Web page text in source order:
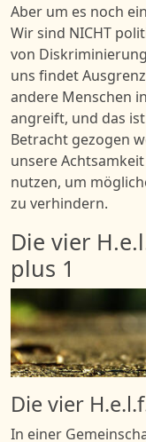
Aber um es noch
Wir sind NICHT
von
uns findet
andere Menschen
angreift, und das
Betracht gezogen
unsere
nutzen, um
zu verhindern.
Die vier
plus 1
Bild
Die vier
In einer